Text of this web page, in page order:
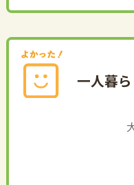
一人暮